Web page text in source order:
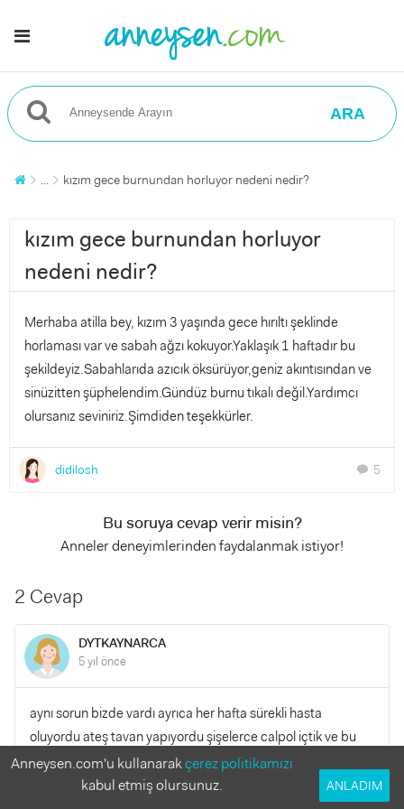
ARA
... kızım gece burnundan horluyor nedeni nedir?
kızım gece burnundan horluyor
nedeni nedir?
Merhaba atilla bey, kızım 3 yaşında gece hırıltı şeklinde
horlaması var ve sabah ağzı kokuyor.Yaklaşık 1 haftadır bu
şekildeyiz.Sabahlarıda azıcık öksürüyor,geniz akıntısından ve
sinüzitten şüphelendim.Gündüz burnu tıkalı değil.Yardımcı
olursanız seviniriz.Şimdiden teşekkürler.
didilosh chat 5
Bu soruya cevap verir misin?
Anneler deneyimlerinden faydalanmak istiyor!
2 Cevap
DYTKAYNARCA
5 yıl önce
aynı sorun bizde vardı ayrıca her hafta sürekli hasta
oluyordu ateş tavan yapıyordu şişelerce calpol içtik ve bu
ilaçlar kronik hale getirdi ve bağışıklık inanılmaz zayıfladı
kabızlık yaptı en son bir prof hocamız apiterapiyi önerdi ve
Anneysen.com'u kullanarakçerez politikamızı
kabul etmiş olursunuz.
ANLADIM